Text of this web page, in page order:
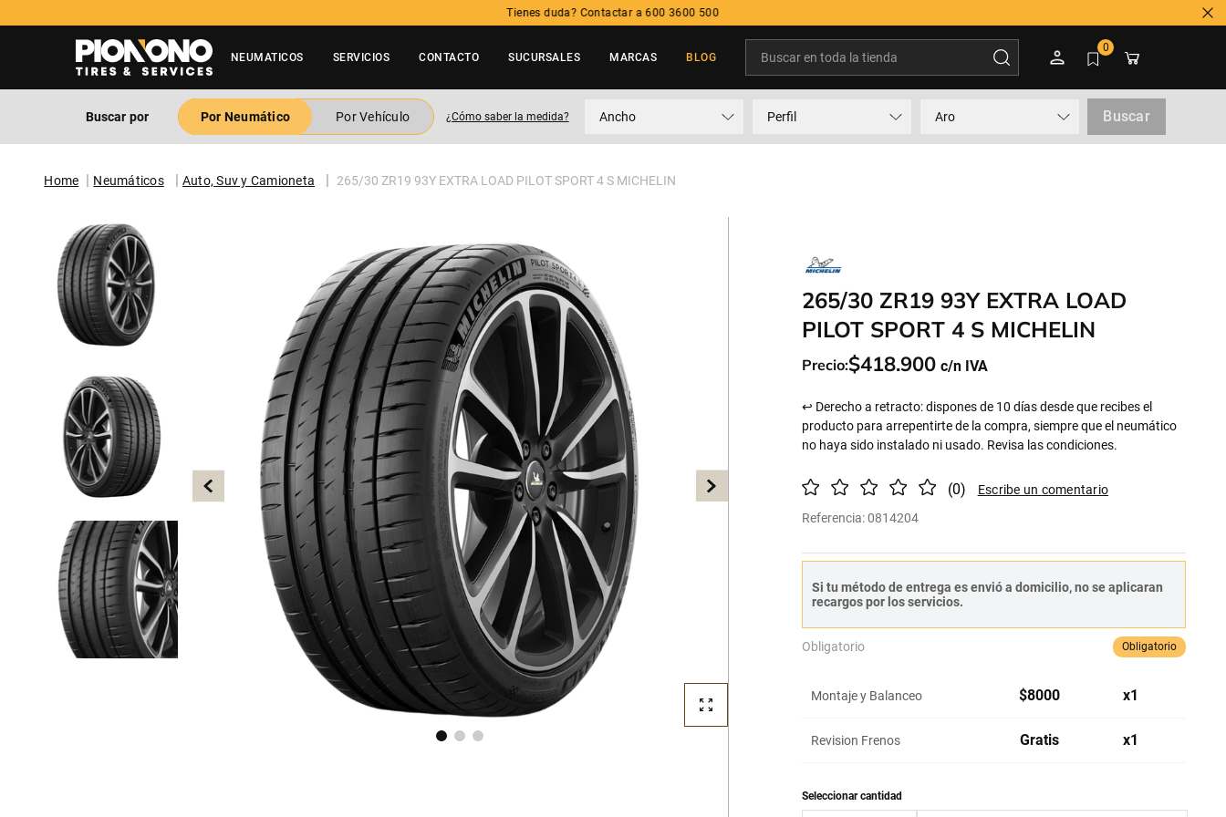
Tienes duda? Contactar a 600 3600 500
NEUMATICOS SERVICIOS CONTACTO SUCURSALES MARCAS BLOG
0
Buscar por Por Neumático Por Vehículo ¿Cómo saber la medida? Ancho Perfil Aro Buscar
Neumáticos Auto, Suv y Camioneta 265/30 ZR19 93Y EXTRA LOAD PILOT SPORT 4 S MICHELIN
265/30 ZR19 93Y EXTRA LOAD
PILOT SPORT 4 S MICHELIN
Precio:$418.900
↩ Derecho a retracto: dispones de 10 días desde que recibes el
producto para arrepentirte de la compra, siempre que el neumático
no haya sido instalado ni usado. Revisa las condiciones.
(0)
Referencia:0814204
Si tu método de entrega es envió a domicilio, no se aplicaran
recargos por los servicios.
Obligatorio Obligatorio
Montaje y Balanceo $8000 x1
Revision Frenos Gratis x1
TÉRMINOS MÁS BUSCADOS
. neumatico
3 . 215
5. 195